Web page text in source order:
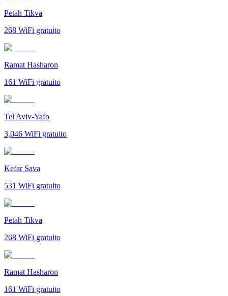
Petah Tikva
268 WiFi gratuito
Ramat Hasharon
161 WiFi gratuito
Tel Aviv-Yafo
3,046 WiFi gratuito
Kefar Sava
531 WiFi gratuito
Petah Tikva
268 WiFi gratuito
Ramat Hasharon
161 WiFi gratuito